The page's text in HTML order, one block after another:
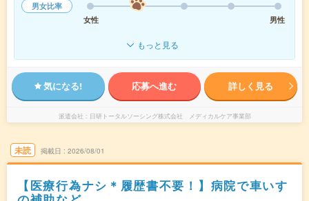
男女比率
女性
男性
もっと見る
気になる! 応募へ進む 詳しく見る
派遣会社 日研トータルソーシング株式会社 メディカルケア事業部
未読 掲載日 2026/08/01
【医療行為ナシ＊履歴書不要！】病院で車いす